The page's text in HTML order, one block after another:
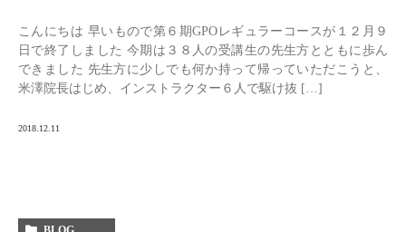
こんにちは 早いもので第６期GPOレギュラーコースが１２月９
日で終了しました 今期は３８人の受講生の先生方とともに歩ん
できました 先生方に少しでも何か持って帰っていただこうと、
米澤院長はじめ、インストラクター６人で駆け抜 […]
2018.12.11